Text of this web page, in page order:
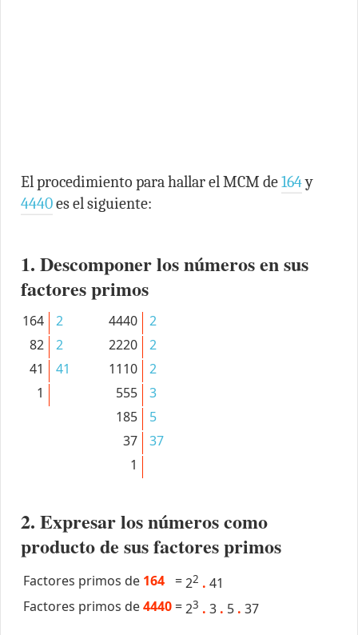
El procedimiento para hallar el MCM de164y
4440es el siguiente:
1. Descomponer los números en sus
factores primos
164
2
82
2
41
41
1
4440
2
2220
2
1110
2
555
3
185
5
37
37
1
2. Expresar los números como
producto de sus factores primos
Factores primos de 164 =22 . 41
Factores primos de4440 =23 . 3 . 5 . 37